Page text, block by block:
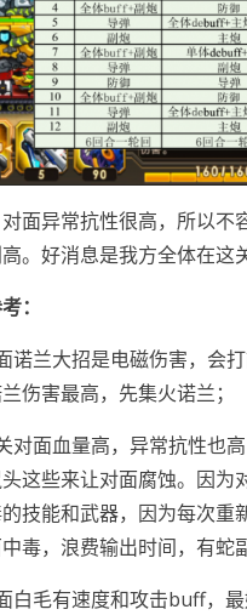
对面异常抗性很高，所以不
。好消息是我方全体在这
：
诺兰大招是电磁伤害，会
伤害最高，先集火诺兰；
对面血量高，异常抗性也
这些来让对面腐蚀。因为
技能和武器，因为每次重
毒，浪费输出时间，有蛇
白毛有速度和攻击buff，最